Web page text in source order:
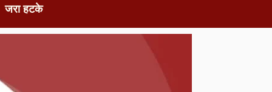
जरा हटके